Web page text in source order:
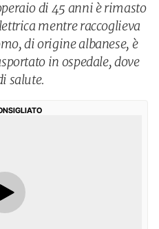
di 45 anni è rimasto
mentre raccoglieva
di origine albanese, è
in ospedale, dove
salute.